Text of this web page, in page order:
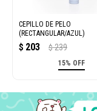
CEPILLO DE PELO
(RECTANGULAR/AZUL)
$ 203 $ 239
15% OFF